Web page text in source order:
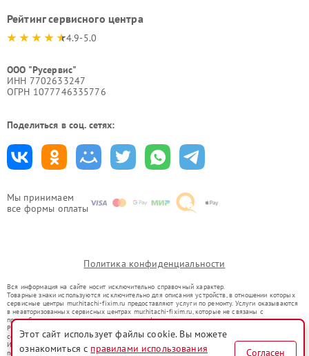
Мы принимаем
все формы оплаты
Рейтинг сервисного центра
4.9-5.0
ООО "Русервис"
ИНН 7702633247
ОГРН 1077746335776
Поделиться в соц. сетях:
Политика конфиденциальности
Вся информация на сайте носит исключительно справочный характер.
Товарные знаки используются исключительно для описания устройств, в отношении которых
сервисные центры mur.hitachi-fixim.ru предоставляют услуги по ремонту. Услуги оказываются
в неавторизованных сервисных центрах mur.hitachi-fixim.ru, которые не связаны с
правообладателями товарных знаков или их официальными представителями.
Ремонт осуществляется для устройств, уже введенных в гражданский оборот в соответствии
со статьей 1487 ГК РФ.
Использование товарных знаков не преследует цели индивидуализации услуг или введения
потребителей в заблуждение, а служит для информирования о предоставляемых услугах по
Этот сайт использует файлы cookie. Вы можете
ознакомиться с правилами использования Согласен